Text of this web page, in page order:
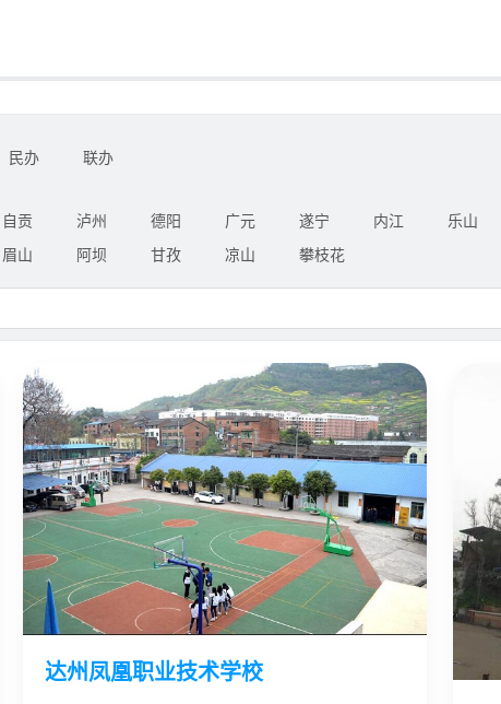
民办 联办
自贡 泸州 德阳 广元 遂宁 内江 乐山
眉山 阿坝 甘孜 凉山 攀枝花
达州凤凰职业技术学校